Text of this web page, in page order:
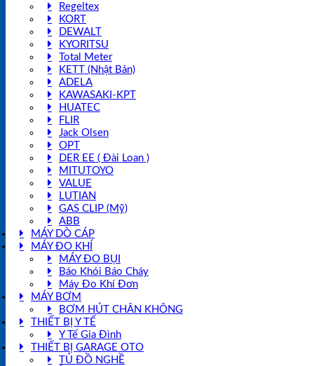
Regeltex
KORT
DEWALT
KYORITSU
Total Meter
KETT (Nhật Bản)
ADELA
KAWASAKI-KPT
HUATEC
FLIR
Jack Olsen
OPT
DER EE ( Đài Loan )
MITUTOYO
VALUE
LUTIAN
GAS CLIP (Mỹ)
ABB
MÁY DÒ CÁP
MÁY ĐO KHÍ
MÁY ĐO BỤI
Báo Khói Báo Cháy
Máy Đo Khí Đơn
MÁY BƠM
BƠM HÚT CHÂN KHÔNG
THIẾT BỊ Y TẾ
Y Tế Gia Đình
THIẾT BỊ GARAGE OTO
TỦ ĐỒ NGHỀ